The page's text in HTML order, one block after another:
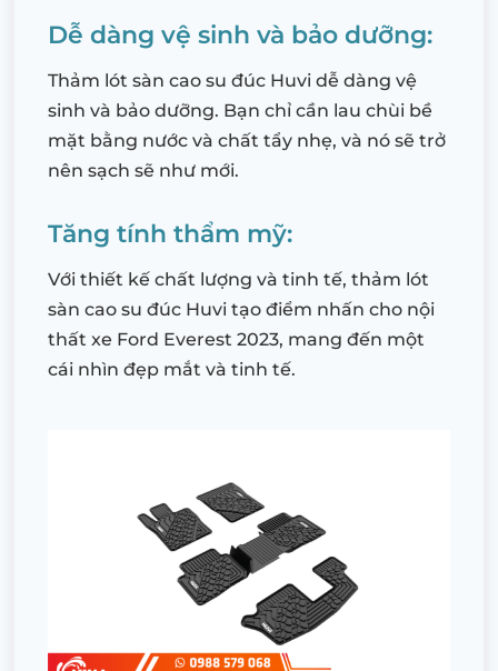
Dễ dàng vệ sinh và bảo dưỡng:
Thảm lót sàn cao su đúc Huvi dễ dàng vệ
sinh và bảo dưỡng. Bạn chỉ cần lau chùi bề
mặt bằng nước và chất tẩy nhẹ, và nó sẽ trở
nên sạch sẽ như mới.
Tăng tính thẩm mỹ:
Với thiết kế chất lượng và tinh tế, thảm lót
sàn cao su đúc Huvi tạo điểm nhấn cho nội
thất xe Ford Everest 2023, mang đến một
cái nhìn đẹp mắt và tinh tế.